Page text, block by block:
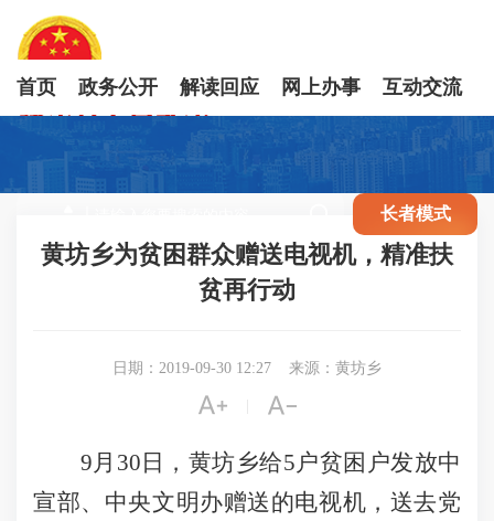
首页 政务公开 解读回应 网上办事 互动交流
长者模式
黄坊乡为贫困群众赠送电视机，精准扶
贫再行动
日期：2019-09-30 12:27 来源：黄坊乡
 
9月30日，黄坊乡给5户贫困户发放中
宣部、中央文明办赠送的电视机，送去党